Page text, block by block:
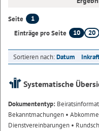
Seite
1
Einträge pro Seite
10 20
Sortieren nach:Datum
Systematische
Dokumententyp:
Bekanntmachungen •
Dienstvereinbarungen •